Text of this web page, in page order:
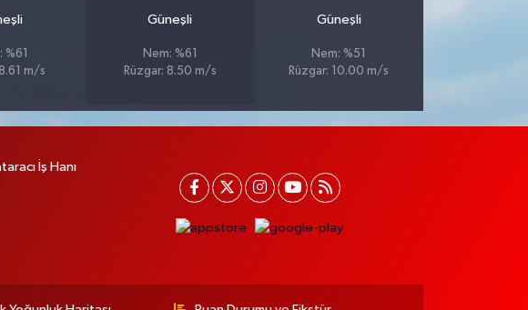
%61
m/s
Güneşli
Nem: %61
Rüzgar: 8.50 m/s
Güneşli
Nem: %51
Rüzgar: 10.00 m/s
İş Hanı